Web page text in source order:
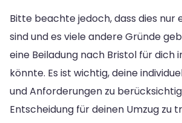
Bitte beachte jedoch, dass dies nur
sind und es viele andere Gründe
eine Beiladung nach Bristol für dich
könnte. Es ist wichtig, deine
und Anforderungen zu
Entscheidung für deinen Umzug zu